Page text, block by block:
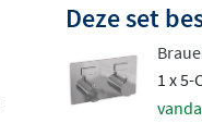
Deze set
1 x 5-